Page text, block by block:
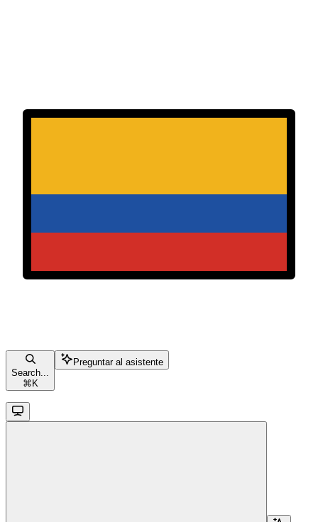
Search...
⌘ K
Preguntar al asistente